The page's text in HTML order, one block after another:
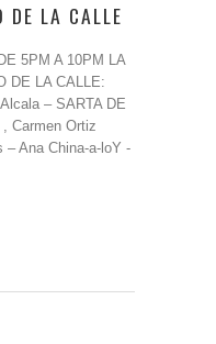
DE LA CALLE
5PM A 10PM LA
DE LA CALLE:
– SARTA DE
Carmen Ortiz
– Ana China-a-loY -